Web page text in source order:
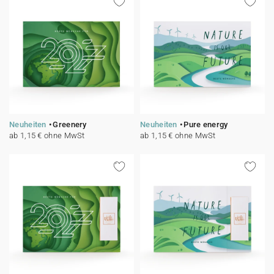
Neuheiten
Greenery
ab 1,15 € ohne MwSt
Neuheiten
Pure energy
ab 1,15 € ohne MwSt